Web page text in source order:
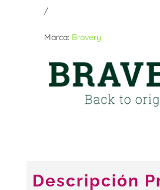
sabor
KG
cantidad
Marca: Bravery
Descripción